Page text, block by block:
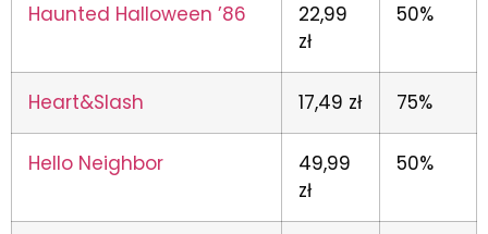
Haunted Halloween ’86
22,99
zł
50%
Heart&Slash 17,49 zł 75%
Hello Neighbor
49,99
zł
50%